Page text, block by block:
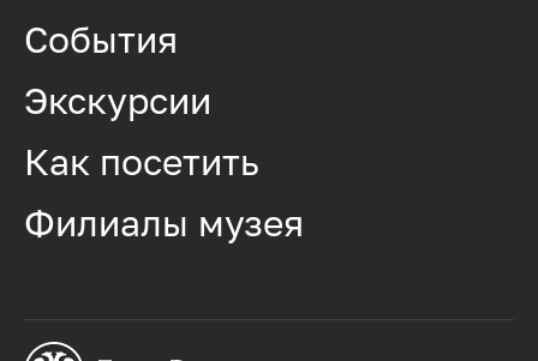
События
Экскурсии
Как посетить
Филиалы музея